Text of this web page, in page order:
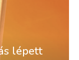
lépett